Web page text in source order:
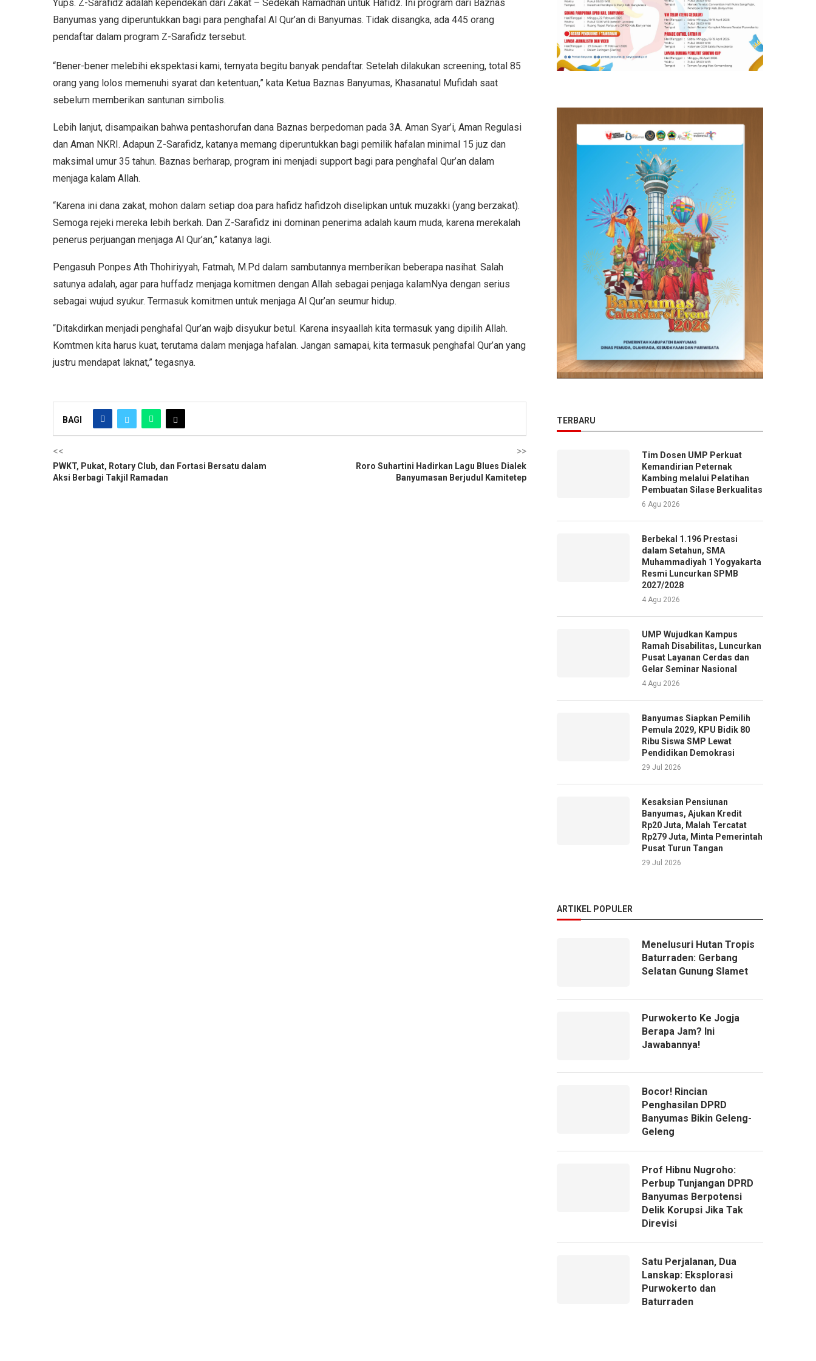
Yups. Z-Sarafidz adalah kependekan dari Zakat – Sedekah Ramadhan untuk Hafidz. Ini program dari Baznas
Banyumas yang diperuntukkan bagi para penghafal Al Qur’an di Banyumas. Tidak disangka, ada 445 orang
pendaftar dalam program Z-Sarafidz tersebut.
“Bener-bener melebihi ekspektasi kami, ternyata begitu banyak pendaftar. Setelah dilakukan screening, total 85
orang yang lolos memenuhi syarat dan ketentuan,” kata Ketua Baznas Banyumas, Khasanatul Mufidah saat
sebelum memberikan santunan simbolis.
Lebih lanjut, disampaikan bahwa pentashorufan dana Baznas berpedoman pada 3A. Aman Syar’i, Aman Regulasi
dan Aman NKRI. Adapun Z-Sarafidz, katanya memang diperuntukkan bagi pemilik hafalan minimal 15 juz dan
maksimal umur 35 tahun. Baznas berharap, program ini menjadi support bagi para penghafal Qur’an dalam
menjaga kalam Allah.
“Karena ini dana zakat, mohon dalam setiap doa para hafidz hafidzoh diselipkan untuk muzakki (yang berzakat).
Semoga rejeki mereka lebih berkah. Dan Z-Sarafidz ini dominan penerima adalah kaum muda, karena merekalah
penerus perjuangan menjaga Al Qur’an,” katanya lagi.
Pengasuh Ponpes Ath Thohiriyyah, Fatmah, M.Pd dalam sambutannya memberikan beberapa nasihat. Salah
satunya adalah, agar para huffadz menjaga komitmen dengan Allah sebagai penjaga kalamNya dengan serius
sebagai wujud syukur. Termasuk komitmen untuk menjaga Al Qur’an seumur hidup.
“Ditakdirkan menjadi penghafal Qur’an wajb disyukur betul. Karena insyaallah kita termasuk yang dipilih Allah.
Komtmen kita harus kuat, terutama dalam menjaga hafalan. Jangan samapai, kita termasuk penghafal Qur’an yang
justru mendapat laknat,” tegasnya.
BAGI
<<
PWKT, Pukat, Rotary Club, dan Fortasi Bersatu dalam
Aksi Berbagi Takjil Ramadan
>>
Roro Suhartini Hadirkan Lagu Blues Dialek
Banyumasan Berjudul Kamitetep
TERBARU
Tim Dosen UMP Perkuat
Kemandirian Peternak
Kambing melalui Pelatihan
Pembuatan Silase Berkualitas
6 Agu 2026
Berbekal 1.196 Prestasi
dalam Setahun, SMA
Muhammadiyah 1 Yogyakarta
Resmi Luncurkan SPMB
2027/2028
4 Agu 2026
UMP Wujudkan Kampus
Ramah Disabilitas, Luncurkan
Pusat Layanan Cerdas dan
Gelar Seminar Nasional
4 Agu 2026
Banyumas Siapkan Pemilih
Pemula 2029, KPU Bidik 80
Ribu Siswa SMP Lewat
Pendidikan Demokrasi
29 Jul 2026
Kesaksian Pensiunan
Banyumas, Ajukan Kredit
Rp20 Juta, Malah Tercatat
Rp279 Juta, Minta Pemerintah
Pusat Turun Tangan
29 Jul 2026
ARTIKEL POPULER
Menelusuri Hutan Tropis
Baturraden: Gerbang
Selatan Gunung Slamet
Purwokerto Ke Jogja
Berapa Jam? Ini
Jawabannya!
Bocor! Rincian
Penghasilan DPRD
Banyumas Bikin Geleng-
Geleng
Prof Hibnu Nugroho:
Perbup Tunjangan DPRD
Banyumas Berpotensi
Delik Korupsi Jika Tak
Direvisi
Satu Perjalanan, Dua
Lanskap: Eksplorasi
Purwokerto dan
Baturraden